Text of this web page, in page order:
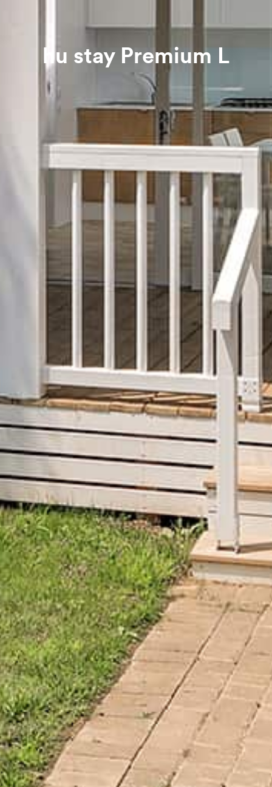
hu stay Premium L